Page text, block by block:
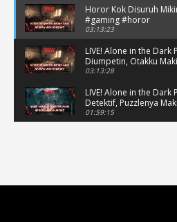
Horor Kok Disuruh
#gaming #horor
03:13:23
LIVE! Alone in the Dark
Diumpetin, Otakku
03:13:28
LIVE! Alone in the
Detektif, Puzzlenya
01:59:15
#ProjectWingman